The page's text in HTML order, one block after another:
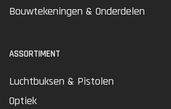
Bouwtekeningen & Onderdelen
ASSORTIMENT
Luchtbuksen & Pistolen
Optiek